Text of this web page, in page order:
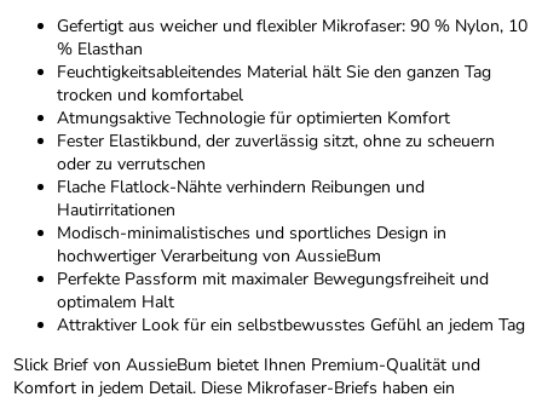
Gefertigt aus weicher und flexibler Mikrofaser: 90 % Nylon, 10
% Elasthan
Feuchtigkeitsableitendes Material hält Sie den ganzen Tag
trocken und komfortabel
Atmungsaktive Technologie für optimierten Komfort
Fester Elastikbund, der zuverlässig sitzt, ohne zu scheuern
oder zu verrutschen
Flache Flatlock-Nähte verhindern Reibungen und
Hautirritationen
Modisch-minimalistisches und sportliches Design in
hochwertiger Verarbeitung von AussieBum
Perfekte Passform mit maximaler Bewegungsfreiheit und
optimalem Halt
Attraktiver Look für ein selbstbewusstes Gefühl an jedem Tag
Slick Brief von AussieBum bietet Ihnen Premium-Qualität und
Komfort in jedem Detail. Diese Mikrofaser-Briefs haben ein